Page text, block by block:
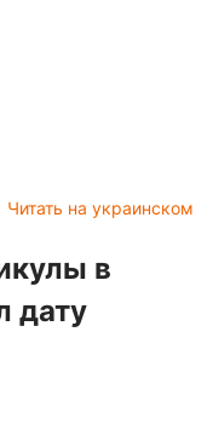
Читать на украинском
в
дату